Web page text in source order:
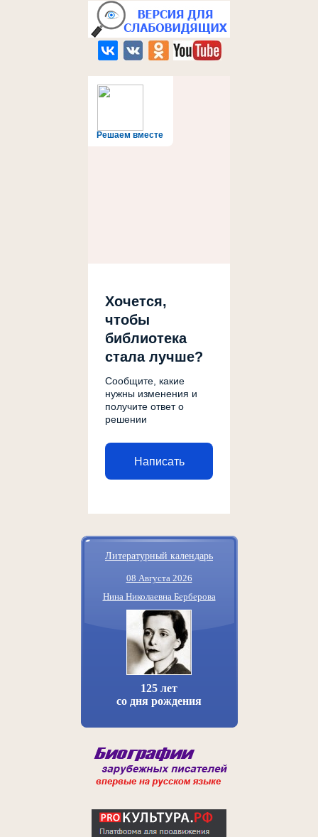
Решаем вместе
Хочется,
чтобы
библиотека
стала лучше?
Сообщите, какие
нужны изменения и
получите ответ о
решении
Написать
Литературный календарь
08 Августа 2026
Нина Николаевна Берберова
125 лет
со дня рождения